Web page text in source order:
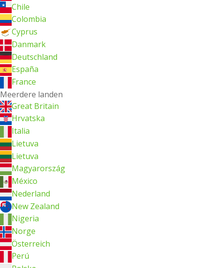
Chile
Colombia
Cyprus
Danmark
Deutschland
España
France
Meerdere landen
Great Britain
Hrvatska
Italia
Lietuva
Lietuva
Magyarország
México
Nederland
New Zealand
Nigeria
Norge
Österreich
Perú